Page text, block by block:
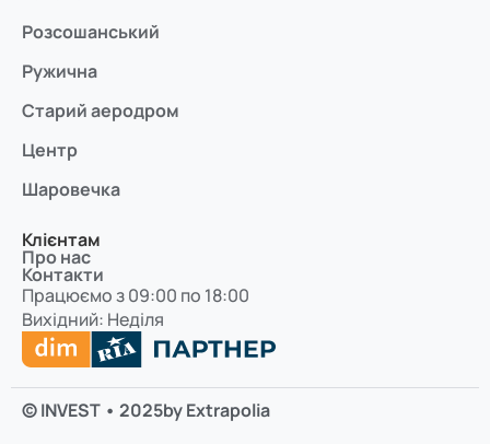
Розсошанський
Ружична
Старий аеродром
Центр
Шаровечка
Клієнтам
Про нас
Контакти
Працюємо з 09:00 по 18:00
Вихідний: Неділя
© INVEST • 2025by Extrapolia